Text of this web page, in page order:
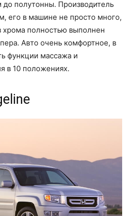
до полутонны. Производитель
его в машине не просто много,
хрома полностью выполнен
Авто очень комфортное, в
функции массажа и
в 10 положениях.